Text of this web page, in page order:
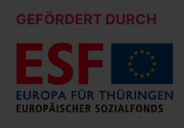
GEFÖRDERT DURCH